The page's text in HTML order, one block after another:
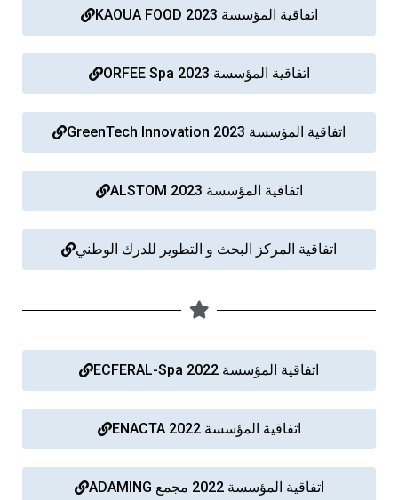
الأقــســــام الـتـحــضـيـريـــة
البرنامج الدراسي
عروض التكوين
الشهادات
نماذج ما بعد التدرج
ميثاق الأداب والأخلاقيات الجامعية
اتفاقية المؤسسة KAOUA FOOD 2023
اتفاقية المؤسسة 2023 ORFEE Spa
اتفاقية المؤسسة GreenTech Innovation 2023
اتفاقية المؤسسة 2023 ALSTOM
اتفاقية المركز البحث و التطوير للدرك الوطني
اتفاقية المؤسسة ECFERAL-Spa 2022
اتفاقية المؤسسة 2022 ENACTA
اتفاقية المؤسسة 2022 مجمع ADAMING